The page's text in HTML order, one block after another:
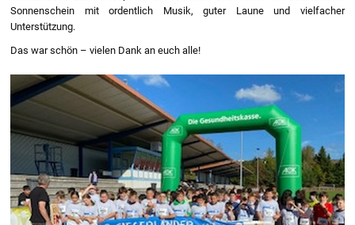
Sonnenschein mit ordentlich Musik, guter Laune und vielfacher
Unterstützung.
Das war schön – vielen Dank an euch alle!